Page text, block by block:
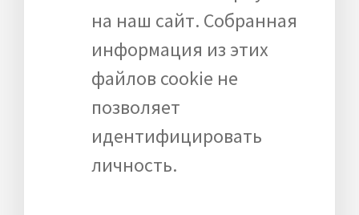
на наш сайт. Собранная
информация из этих
файлов cookie не
позволяет
идентифицировать
личность.